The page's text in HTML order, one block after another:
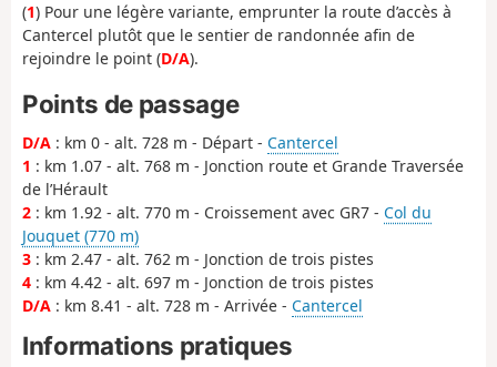
(1) Pour une légère variante, emprunter la route d’accès à
Cantercel plutôt que le sentier de randonnée afin de
rejoindre le point (D/A).
Points de passage
D/A : km 0 - alt. 728 m - Départ - Cantercel
1 : km 1.07 - alt. 768 m - Jonction route et Grande Traversée
de l’Hérault
2 : km 1.92 - alt. 770 m - Croissement avec GR7 - Col du
Jouquet (770 m)
3 : km 2.47 - alt. 762 m - Jonction de trois pistes
4 : km 4.42 - alt. 697 m - Jonction de trois pistes
D/A : km 8.41 - alt. 728 m - Arrivée - Cantercel
Informations pratiques